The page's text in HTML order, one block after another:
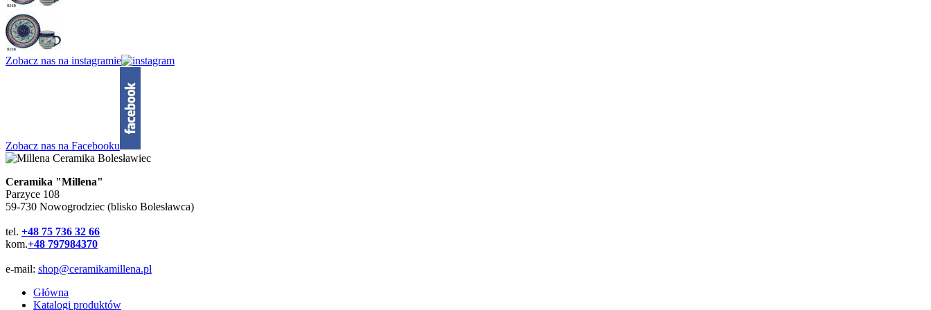
Zobacz nas na instagramie
Zobacz nas na Facebooku
Ceramika "Millena"
Parzyce 108
59-730 Nowogrodziec (blisko Bolesławca)
tel. +48 75 736 32 66
kom.+48 797984370
e-mail: shop@ceramikamillena.pl
Główna
Katalogi produktów